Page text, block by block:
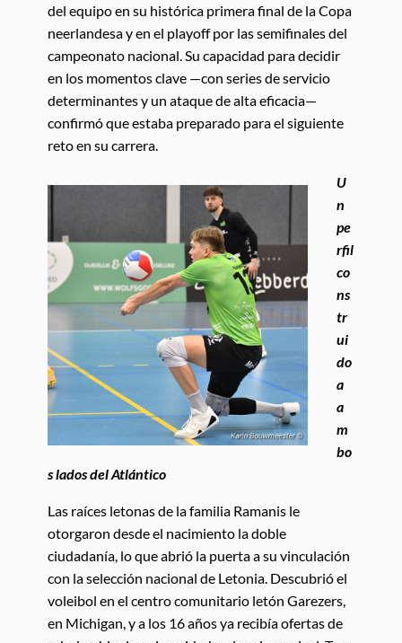
del equipo en su histórica primera final de la Copa
neerlandesa y en el playoff por las semifinales del
campeonato nacional. Su capacidad para decidir
en los momentos clave —con series de servicio
determinantes y un ataque de alta eficacia—
confirmó que estaba preparado para el siguiente
reto en su carrera.
U
n
pe
rfil
co
ns
tr
ui
do
a
a
m
bo
s lados del Atlántico
Las raíces letonas de la familia Ramanis le
otorgaron desde el nacimiento la doble
ciudadanía, lo que abrió la puerta a su vinculación
con la selección nacional de Letonia. Descubrió el
voleibol en el centro comunitario letón Garezers,
en Michigan, y a los 16 años ya recibía ofertas de